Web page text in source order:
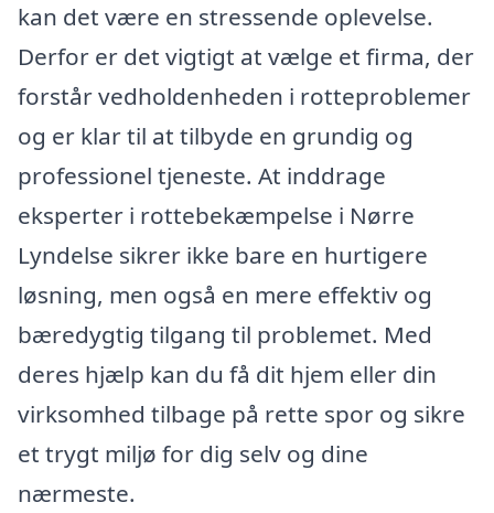
kan det være en stressende oplevelse.
Derfor er det vigtigt at vælge et firma, der
forstår vedholdenheden i rotteproblemer
og er klar til at tilbyde en grundig og
professionel tjeneste. At inddrage
eksperter i rottebekæmpelse i Nørre
Lyndelse sikrer ikke bare en hurtigere
løsning, men også en mere effektiv og
bæredygtig tilgang til problemet. Med
deres hjælp kan du få dit hjem eller din
virksomhed tilbage på rette spor og sikre
et trygt miljø for dig selv og dine
nærmeste.